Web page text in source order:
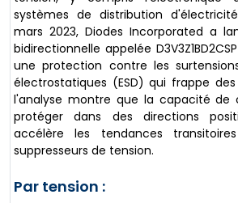
systèmes de distribution
mars 2023, Diodes Incorporated a
bidirectionnelle appelée
une protection contre les
électrostatiques (ESD) qui frappe
l'analyse montre que la capacité de
protéger dans des directions
accélère les tendances
suppresseurs de tension.
Par tension :